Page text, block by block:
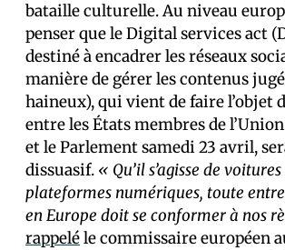
bataille culturelle. Au niveau
penser que le Digital services act
destiné à encadrer les réseaux
manière de gérer les contenus
haineux), qui vient de faire l’objet
entre les États membres de
et le Parlement samedi 23 avril,
dissuasif. « Qu’il s’agisse de
plateformes numériques, toute
en Europe doit se conformer à nos
rappeléle commissaire européen